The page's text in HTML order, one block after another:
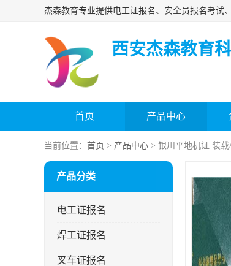
西安杰森教育
首页 产品中心
当前位置： 首页 > 产品中心 > 银川平地机证 装
产品分类
电工证报名
焊工证报名
叉车证报名